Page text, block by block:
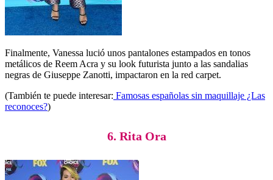
Finalmente, Vanessa lució unos pantalones estampados en tonos
metálicos de Reem Acra y su look futurista junto a las sandalias
negras de Giuseppe Zanotti, impactaron en la red carpet.
(También te puede interesar: Famosas españolas sin maquillaje ¿Las
reconoces?)
6. Rita Ora